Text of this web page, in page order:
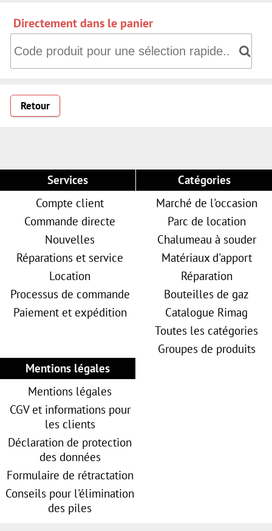
Directement dans le panier
Retour
Services
Compte client
Commande directe
Nouvelles
Réparations et service
Location
Processus de commande
Paiement et expédition
Catégories
Marché de l'occasion
Parc de location
Chalumeau à souder
Matériaux d'apport
Réparation
Bouteilles de gaz
Catalogue Rimag
Toutes les catégories
Groupes de produits
Mentions légales
Mentions légales
CGV et informations pour
les clients
Déclaration de protection
des données
Formulaire de rétractation
Conseils pour l'élimination
des piles